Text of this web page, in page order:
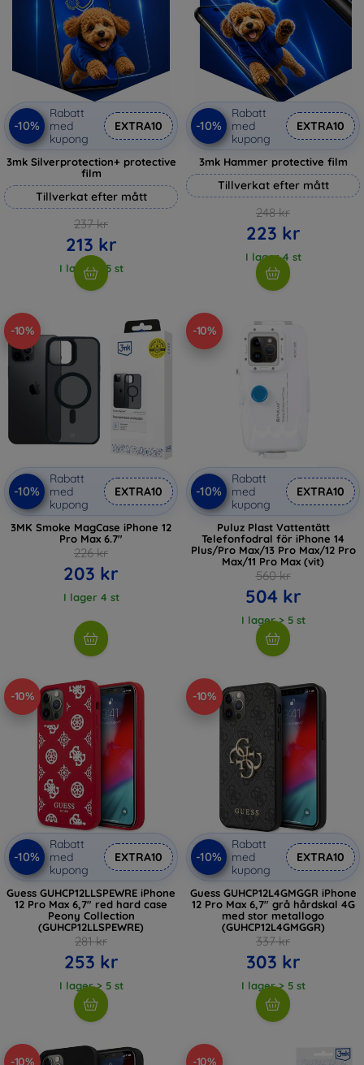
-10%
Rabatt
med
kupong
EXTRA10
3mk Silverprotection+ protective
film
Tillverkat efter mått
237 kr
213 kr
I lager > 5 st
-10%
Rabatt
med
kupong
EXTRA10
3mk Hammer protective film
Tillverkat efter mått
248 kr
223 kr
I lager 4 st
-10%
-10%
Rabatt
med
kupong
EXTRA10
3MK Smoke MagCase iPhone 12
Pro Max 6.7"
226 kr
203 kr
I lager 4 st
-10%
-10%
Rabatt
med
kupong
EXTRA10
Puluz Plast Vattentätt
Telefonfodral för iPhone 14
Plus/Pro Max/13 Pro Max/12 Pro
Max/11 Pro Max (vit)
560 kr
504 kr
I lager > 5 st
-10%
-10%
Rabatt
med
kupong
EXTRA10
Guess GUHCP12LLSPEWRE iPhone
12 Pro Max 6,7" red hard case
Peony Collection
(GUHCP12LLSPEWRE)
281 kr
253 kr
I lager > 5 st
-10%
-10%
Rabatt
med
kupong
EXTRA10
Guess GUHCP12L4GMGGR iPhone
12 Pro Max 6,7" grå hårdskal 4G
med stor metallogo
(GUHCP12L4GMGGR)
337 kr
303 kr
I lager > 5 st
-10% -10%